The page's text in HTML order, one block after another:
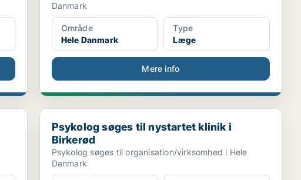
Danmark
Område
Hele Danmark
Type
Læge
Mere info
Psykolog søges til nystartet klinik i Birkerød
Psykolog søges til nystartet klinik i
Birkerød
Psykolog søges til organisation/virksomhed i Hele
Danmark